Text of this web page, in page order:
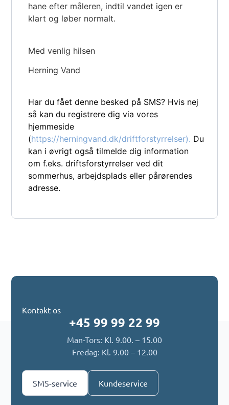
hane efter måleren, indtil vandet igen er
klart og løber normalt.
Med venlig hilsen
Herning Vand
Har du fået denne besked på SMS? Hvis nej
så kan du registrere dig via vores
hjemmeside
(https://herningvand.dk/driftforstyrrelser). Du
kan i øvrigt også tilmelde dig information
om f.eks. driftsforstyrrelser ved dit
sommerhus, arbejdsplads eller pårørendes
adresse.
Kontakt os
+45 99 99 22 99
Man-Tors: Kl. 9.00. – 15.00
Fredag: Kl. 9.00 – 12.00
SMS-service Kundeservice